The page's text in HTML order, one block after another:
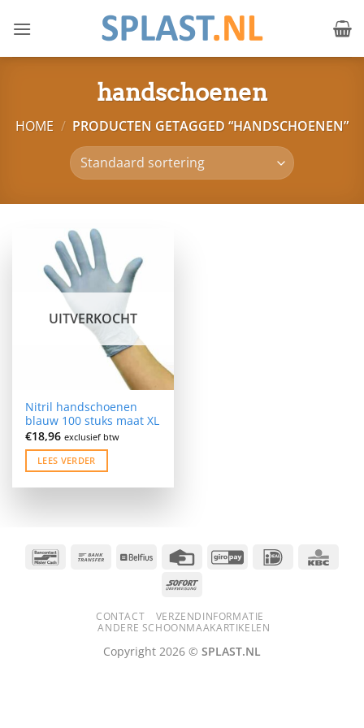
naar
handschoenen
HOME / PRODUCTEN GETAGGED “HANDSCHOENEN”
UITVERKOCHT
Nitril handschoenen
blauw 100 stuks maat XL
€18,96 exclusief btw
LEES VERDER
BancontactBank
Belfius
Credit
GiroPay IDeal
Sofort
CONTACT
VERZENDINFORMATIE
ANDERE SCHOONMAAKARTIKELEN
Copyright 2026 © SPLAST.NL